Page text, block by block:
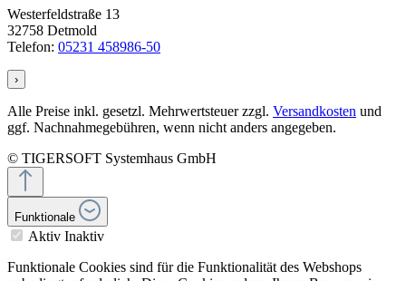
Westerfeldstraße 13
32758 Detmold
Telefon: 05231 458986-50
›
Alle Preise inkl. gesetzl. Mehrwertsteuer zzgl. Versandkosten und
ggf. Nachnahmegebühren, wenn nicht anders angegeben.
© TIGERSOFT Systemhaus GmbH
Funktionale
Aktiv Inaktiv
Funktionale Cookies sind für die Funktionalität des Webshops